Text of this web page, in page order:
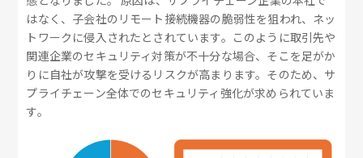
はなく、子会社のリモート接続機器の脆弱性を狙われ、ネッ
トワークに侵入されたとされています。このように取引先や
関連企業のセキュリティ対策が不十分な場合、そこを足がか
りに自社が攻撃を受けるリスクが高まります。そのため、サ
プライチェーン全体でのセキュリティ強化が求められていま
す。